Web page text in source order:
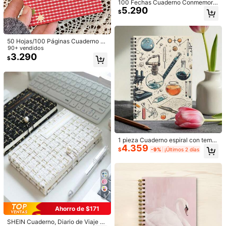
Color
Multicolor Multicolor + 3 pegatinas
Cantidad:
Envío a Chile
Envío gratis(Pedidos ≥ $24.990)
Entrega estimada:5-10 Días laborables
Devoluciones gratuitas
Pagos seguros · Protección de privacidad
5,00 (1) Ver más
y***6 Tipo de Estilo: Púrpura / Color: Multicolor
年分のスケジュール書けます。
Útil
4,93 5K Seguidores
50 Hojas/100 Páginas Cuaderno e
n Blanco con Diseño de Tomate Lin
do, Bloc de Notas Mini Portátil, Cua
derno de Dibujo, Diario, Útiles Escol
90+ vendidos
$3.290
5
Ahorro de $171
SHEIN Cuaderno, Diario de Viaje co
100 Fechas Cuaderno Conmemora
tivo Madre-Hija | Registra Moment
os Madre-Hija Diario | Diseño de P
co | Encuadernación Espiral Durad
era | Tamaño Portátil A5 | 100 Pági
nas con Temática de Fechas, Pega
tinas de Fotos y Secciones de Calif
icación Divertidas | Registra Mome
ntos Preciados Juntas | Regalo Ro
mántico para el Día de la Madre, C
umpleaños | Preserva Recuerdos E
xclusivos
$5.290
1 pieza Cuaderno espiral con temát
ica de ciencia, diario de viaje, plani
ficador de trabajo para maestros, s
uministros de laboratorio, escuela y
a, cuaderno de estudiante de biolo
gía, cuaderno de estudio, organiza
dor personal
$4.359 -9% ¡Últimos 2 días